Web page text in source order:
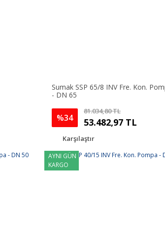
Sumak SSP 65/8 INV Fre. Kon.
- DN 65
%34
81.034,80 TL
53.482,97 TL
Karşılaştır
AYNI GÜN
KARGO